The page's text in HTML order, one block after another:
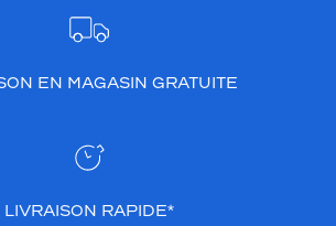
EN MAGASIN GRATUITE
LIVRAISON RAPIDE*